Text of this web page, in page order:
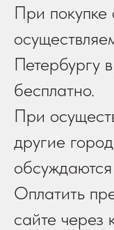
При
Петербургу
бесплатно.
При
другие
Оплатить
сайте через